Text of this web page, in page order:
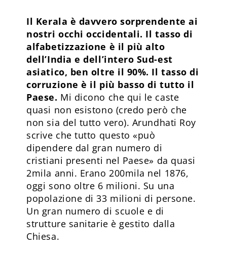
Il Kerala è davvero sorprendente ai
nostri occhi occidentali. Il tasso di
alfabetizzazione è il più alto
dell’India e dell’intero Sud-est
asiatico, ben oltre il 90%. Il tasso di
corruzione è il più basso di tutto il
Paese. Mi dicono che qui le caste
quasi non esistono (credo però che
non sia del tutto vero). Arundhati Roy
scrive che tutto questo «può
dipendere dal gran numero di
cristiani presenti nel Paese» da quasi
2mila anni. Erano 200mila nel 1876,
oggi sono oltre 6 milioni. Su una
popolazione di 33 milioni di persone.
Un gran numero di scuole e di
strutture sanitarie è gestito dalla
Chiesa.